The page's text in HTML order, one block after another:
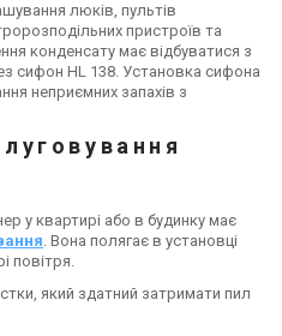
люків, пультів
пристроїв та
конденсату має відбуватися з
сифон HL 138. Установка сифона
неприємних запахів з
у квартирі або в будинку має
. Вона полягає в установці
повітря.
який здатний затримати пил